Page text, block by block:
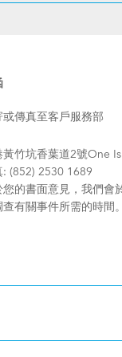
或傳真至客戶服務部
黃竹坑香葉道2號One
: (852) 2530 1689
您的書面意見，我們會
有關事件所需的時間。